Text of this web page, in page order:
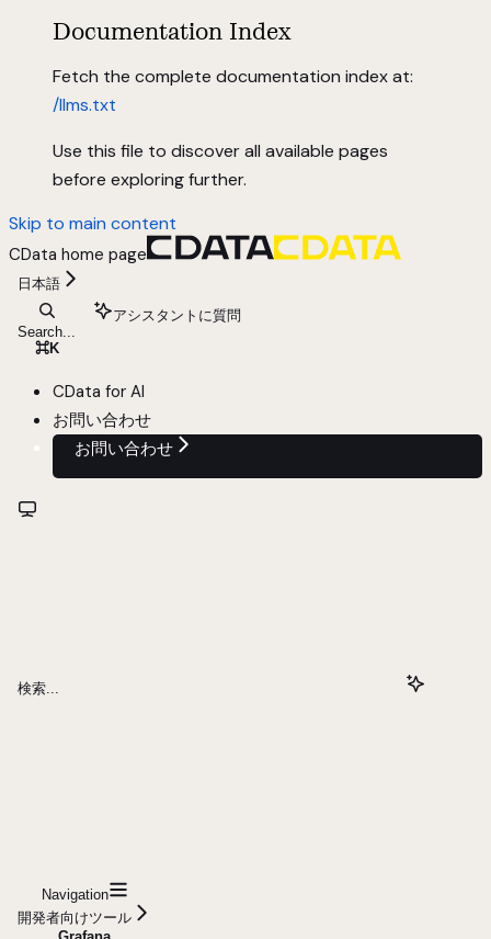
Documentation Index
Fetch the complete documentation index at:
/llms.txt
Use this file to discover all available pages
before exploring further.
Skip to main content
CData home page
日本語
Search...
⌘K
アシスタントに質問
CData for AI
お問い合わせ
お問い合わせ
検索...
Navigation
開発者向けツール